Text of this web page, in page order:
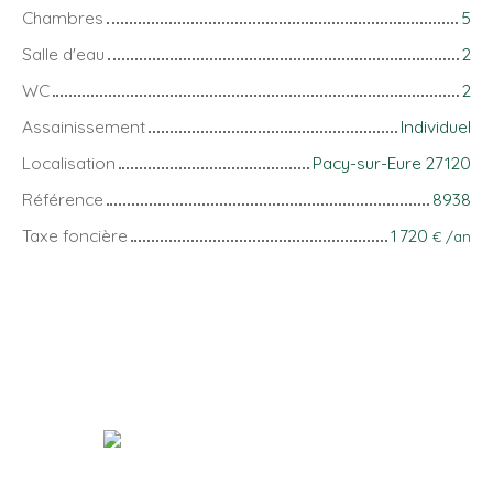
Chambres
5
Salle d'eau
2
WC
2
Assainissement
Individuel
Localisation
Pacy-sur-Eure 27120
Référence
8938
Taxe foncière
1 720 € /an